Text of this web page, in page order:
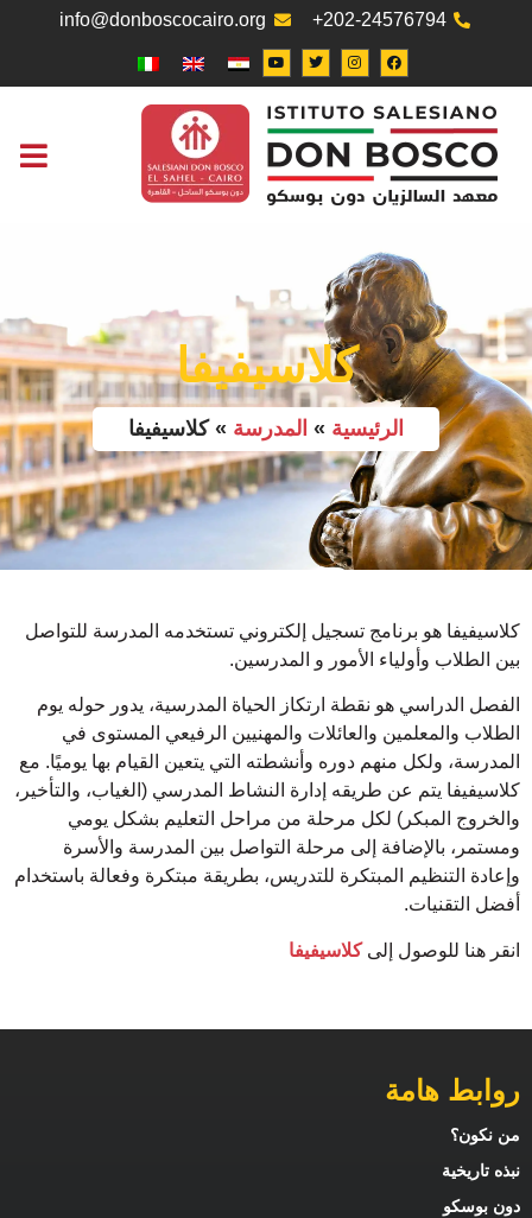
+202-24576794
info@donboscocairo.org
كلاسيفيفا
الرئيسية» المدرسة» كلاسيفيفا
كلاسيفيفا هو برنامج تسجيل إلكتروني تستخدمه المدرسة للتواصل
بين الطلاب وأولياء الأمور و المدرسين.
الفصل الدراسي هو نقطة ارتكاز الحياة المدرسية، يدور حوله يوم
الطلاب والمعلمين والعائلات والمهنيين الرفيعي المستوى في
المدرسة، ولكل منهم دوره وأنشطته التي يتعين القيام بها يوميًا. مع
كلاسيفيفا يتم عن طريقه إدارة النشاط المدرسي (الغياب، والتأخير،
والخروج المبكر) لكل مرحلة من مراحل التعليم بشكل يومي
ومستمر، بالإضافة إلى مرحلة التواصل بين المدرسة والأسرة
وإعادة التنظيم المبتكرة للتدريس، بطريقة مبتكرة وفعالة باستخدام
أفضل التقنيات.
انقر هنا للوصول إلى كلاسيفيفا
روابط هامة
من نكون؟
نبذه تاريخية
دون بوسكو